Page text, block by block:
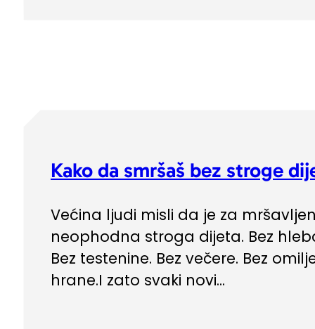
Kako da smršaš bez stroge
Većina ljudi misli da je za
neophodna stroga dijeta. Bez
Bez testenine. Bez večere. Bez
hrane.I zato svaki novi...